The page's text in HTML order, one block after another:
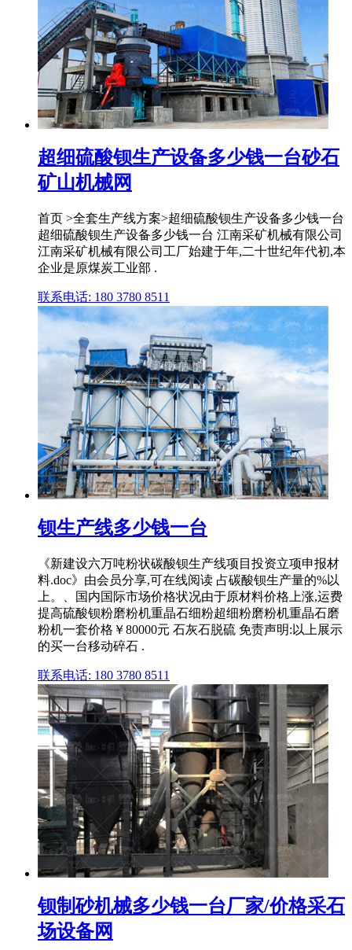
超细硫酸钡生产设备多少钱一台砂石
矿山机械网
首页 >全套生产线方案>超细硫酸钡生产设备多少钱一台
超细硫酸钡生产设备多少钱一台 江南采矿机械有限公司
江南采矿机械有限公司工厂始建于年,二十世纪年代初,本
企业是原煤炭工业部 .
联系电话: 180 3780 8511
钡生产线多少钱一台
《新建设六万吨粉状碳酸钡生产线项目投资立项申报材
料.doc》由会员分享,可在线阅读 占碳酸钡生产量的%以
上。、国内国际市场价格状况由于原材料价格上涨,运费
提高硫酸钡粉磨粉机重晶石细粉超细粉磨粉机重晶石磨
粉机一套价格￥80000元 石灰石脱硫 免责声明:以上展示
的买一台移动碎石 .
联系电话: 180 3780 8511
钡制砂机械多少钱一台厂家/价格采石
场设备网